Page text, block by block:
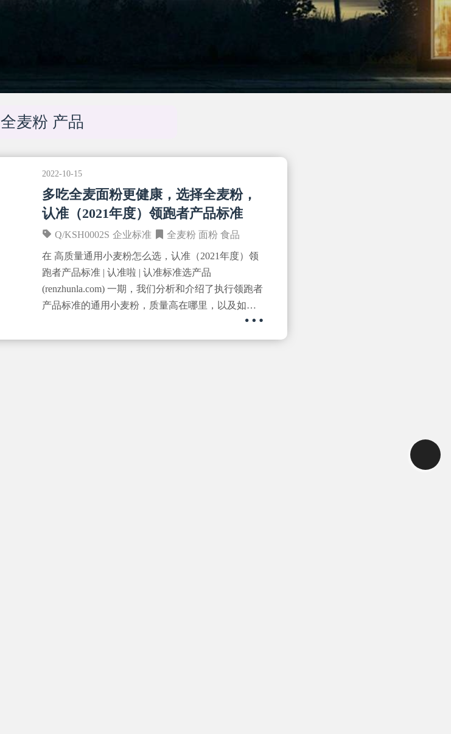
全麦粉 产品
2022-10-15
多吃全麦面粉更健康，选择全麦粉，
认准（2021年度）领跑者产品标准
Q/KSH0002S 企业标准 全麦粉 面粉 食品
在 高质量通用小麦粉怎么选，认准（2021年度）领
跑者产品标准 | 认准啦 | 认准标准选产品
(renzhunla.com) 一期，我们分析和介绍了执行领跑者
产品标准的通用小麦粉，质量高在哪里，以及如何